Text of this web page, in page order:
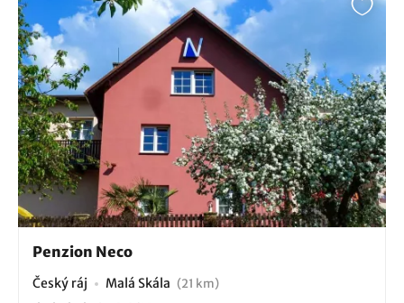
Penzion Neco
Český ráj Malá Skála (21 km)